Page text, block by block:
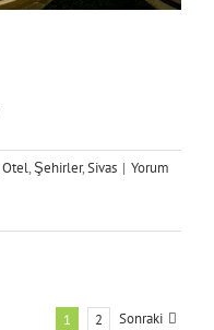
Otel,Şehirler,Sivas | Yorum
1 2 Sonraki